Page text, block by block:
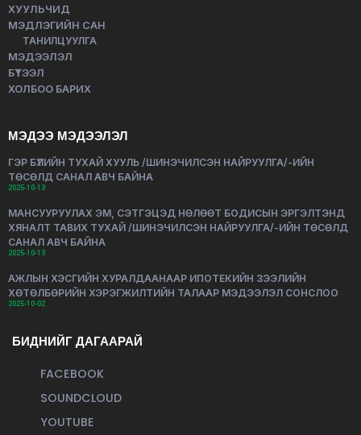
ХУУЛЬЧИД
МЭДЛЭГИЙН САН
ТАНИЛЦУУЛГА
МЭДЭЭЛЭЛ
БҮТЭЭЛ
ХОЛБОО БАРИХ
МЭДЭЭ МЭДЭЭЛЭЛ
ГЭР БҮЛИЙН ТУХАЙ ХУУЛЬ /ШИНЭЧИЛСЭН НАЙРУУЛГА/-ИЙН
ТӨСӨЛД САНАЛ АВЧ БАЙНА
2025-10-13
МАНСУУРУУЛАХ ЭМ, СЭТГЭЦЭД НӨЛӨӨТ БОДИСЫН ЭРГЭЛТЭНД
ХЯНАЛТ ТАВИХ ТУХАЙ /ШИНЭЧИЛСЭН НАЙРУУЛГА/-ИЙН ТӨСӨЛД
САНАЛ АВЧ БАЙНА
2025-10-13
АЖЛЫН ХЭСГИЙН ХУРАЛДААНААР ИПОТЕКИЙН ЗЭЭЛИЙН
ХӨТӨЛБӨРИЙН ХЭРЭГЖИЛТИЙН ТАЛААР МЭДЭЭЛЭЛ СОНСЛОО
2025-10-02
БИДНИЙГ ДАГААРАЙ
FACEBOOK
SOUNDCLOUD
YOUTUBE